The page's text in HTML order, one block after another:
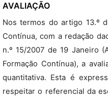
AVALIAÇÃO
Nos termos do artigo 13.º
Contínua, com a redação
n.º 15/2007 de 19 Janeiro
Formação Contínua), a
quantitativa. Esta é
respeitar o referencial da